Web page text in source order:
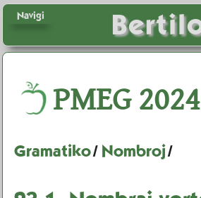
Navigi
PMEG2024
Gramatiko/ Nombroj/